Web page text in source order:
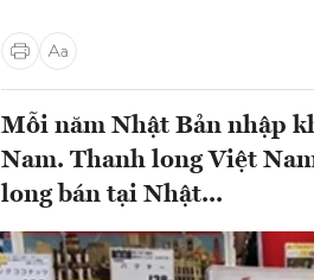
Mỗi năm Nhật Bản nhập
Nam. Thanh long Việt
long bán tại Nhật...